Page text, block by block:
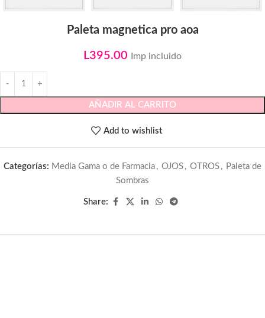
Paleta magnetica pro aoa
L395.00 Imp incluido
AÑADIR AL CARRITO
Add to wishlist
Categorías: Media Gama o de Farmacia , OJOS , OTROS , Paleta de
Sombras
Share: